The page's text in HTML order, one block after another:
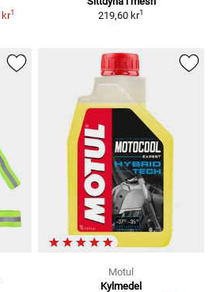
kr1
219,60 kr1
Motul
Kylmedel